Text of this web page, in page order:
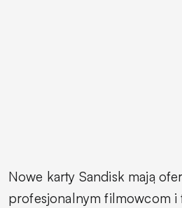
Nowe karty Sandisk mają
profesjonalnym filmowcom i